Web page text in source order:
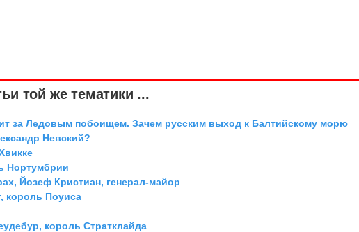
той же тематики ...
за Ледовым побоищем. Зачем русским выход к Балтийскому морю
Невский?
Нортумбрии
Йозеф Кристиан, генерал-майор
король Поуиса
король Стратклайда